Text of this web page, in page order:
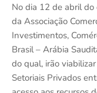
No dia 12 de abril
da Associação
Investimentos,
Brasil – Arábia
do qual, irão
Setoriais Privados